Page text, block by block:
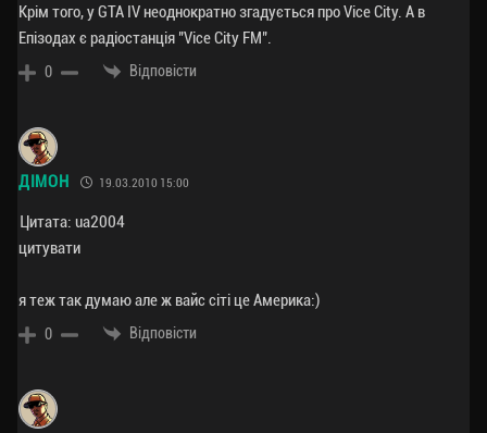
Крім того, у GTA IV неоднократно згадується про Vice City. А в
Епізодах є радіостанція "Vice City FM".
0 Відповісти
ДІМОН 19.03.2010 15:00
Цитата: ua2004
цитувати
я теж так думаю але ж вайс сіті це Америка:)
0 Відповісти